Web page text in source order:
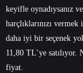
keyifle oynadıysanız
harçlıklarınızı
daha iyi bir seçenek
11,80 TL’ye satılıyor.
fiyat.